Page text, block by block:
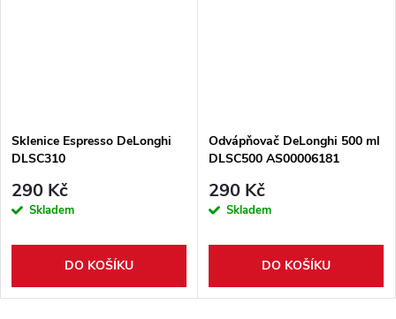
Sklenice Espresso DeLonghi
DLSC310
290 Kč
Skladem
DO KOŠÍKU
Odvápňovač DeLonghi 500 ml
DLSC500 AS00006181
290 Kč
Skladem
DO KOŠÍKU